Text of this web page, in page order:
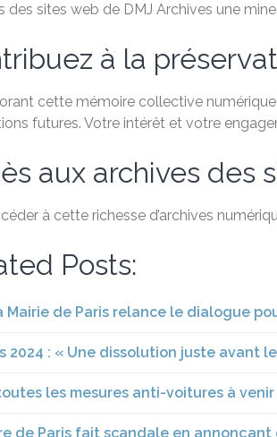
des sites web de DMJ Archives une
à la
cette mémoire collective
futures. Votre intérêt et votre
aux archives des
à cette richesse d’archives
Posts:
Mairie de Paris relance le dialogue
2024 : « Une dissolution juste avant
les mesures anti-voitures à
de Paris fait scandale en